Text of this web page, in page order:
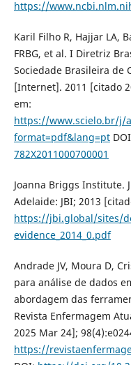
https://
Karil Filho R, Hajjar LA,
FRBG, et al. I Diretriz
Sociedade Brasileira de
[Internet]. 2011 [citado
em:
https://www.scielo.br/j/
format=pdf&lang=pt
782X2011000700001
Joanna Briggs Institute.
Adelaide: JBI; 2013
https://jbi.global/sites/
evidence_2014_0.pdf
Andrade JV, Moura D,
para análise de dados
abordagem das
Revista Enfermagem
2025 Mar 24];
https://